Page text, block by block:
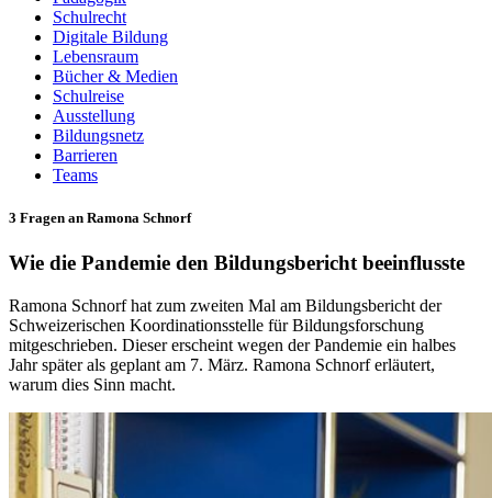
Schulrecht
Digitale Bildung
Lebensraum
Bücher & Medien
Schulreise
Ausstellung
Bildungsnetz
Barrieren
Teams
3 Fragen an Ramona Schnorf
Wie die Pandemie den Bildungsbericht beeinflusste
Ramona Schnorf hat zum zweiten Mal am Bildungsbericht der
Schweizerischen Koordinationsstelle für Bildungsforschung
mitgeschrieben. Dieser erscheint wegen der Pandemie ein halbes
Jahr später als geplant am 7. März. Ramona Schnorf erläutert,
warum dies Sinn macht.